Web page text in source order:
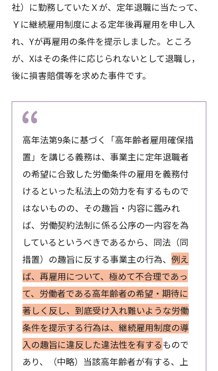
社）に勤務していたＸが、定年退職に当たって、
Ｙに継続雇用制度による定年後再雇用を申し入
れ、Yが再雇用の条件を提示しました。ところ
が、Xはその条件に応じられないとして退職し，
後に損害賠償等を求めた事件です。
高年法第9条に基づく「高年齢者雇用確保措
置」を講じる義務は、事業主に定年退職者
の希望に合致した労働条件の雇用を義務付
けるといった私法上の効力を有するもので
はないものの、その趣旨・内容に鑑みれ
ば、労働契約法制に係る公序の一内容を為
しているというべきであるから、同法（同
措置）の趣旨に反する事業主の行為、 例え
ば、再雇用について、極めて不合理であっ
て、労働者である高年齢者の希望・期待に
著しく反し、到底受け入れ難いような労働
条件を提示する行為は、継続雇用制度の導
入の趣旨に違反した違法性を有するもので
あり、（中略）当該高年齢者が有する、上